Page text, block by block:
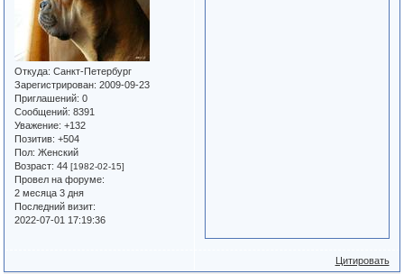
Откуда: Санкт-Петербург
Зарегистрирован: 2009-09-23
Приглашений: 0
Сообщений: 8391
Уважение: +132
Позитив: +504
Пол: Женский
Возраст: 44[1982-02-15]
Провел на форуме:
2 месяца 3 дня
Последний визит:
2022-07-01 17:19:36
Цитировать